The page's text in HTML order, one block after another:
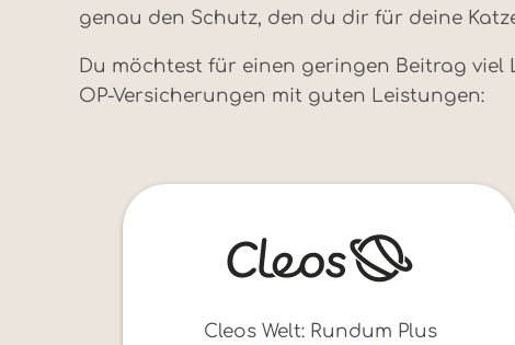
genau den Schutz, den du dir für deine
Du möchtest für einen geringen Beitrag
OP-Versicherungen mit guten Leistungen:
Cleos Welt: Rundum Plus